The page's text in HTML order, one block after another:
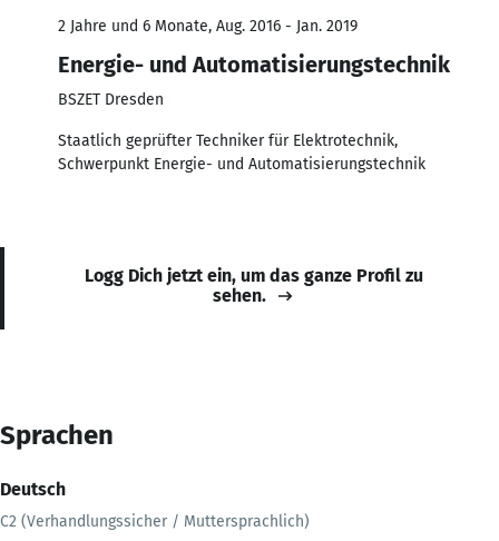
2 Jahre und 6 Monate, Aug. 2016 - Jan. 2019
Energie- und Automatisierungstechnik
BSZET Dresden
Staatlich geprüfter Techniker für Elektrotechnik,
Schwerpunkt Energie- und Automatisierungstechnik
Logg Dich jetzt ein, um das ganze Profil zu
sehen.
Sprachen
Deutsch
C2 (Verhandlungssicher / Muttersprachlich)